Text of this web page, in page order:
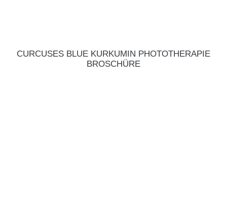
CURCUSES BLUE KURKUMIN PHOTOTHERAPIE
BROSCHÜRE